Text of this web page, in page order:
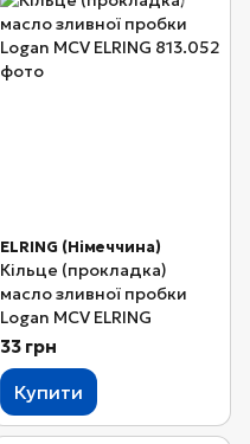
ELRING (Німеччина)
Кільце (прокладка)
масло зливної пробки
Logan MCV ELRING
33 грн
Купити